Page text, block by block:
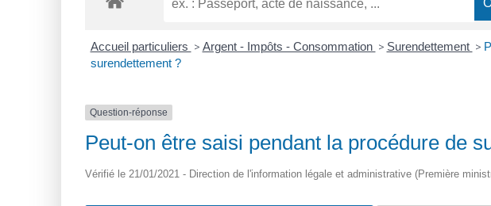
Accueil particuliers > Argent - Impôts - Consommation > Surendettement >
surendettement ?
Question-réponse
Peut-on être saisi pendant la procédure de
Vérifié le 21/01/2021 - Direction de l'information légale et administrative (Première